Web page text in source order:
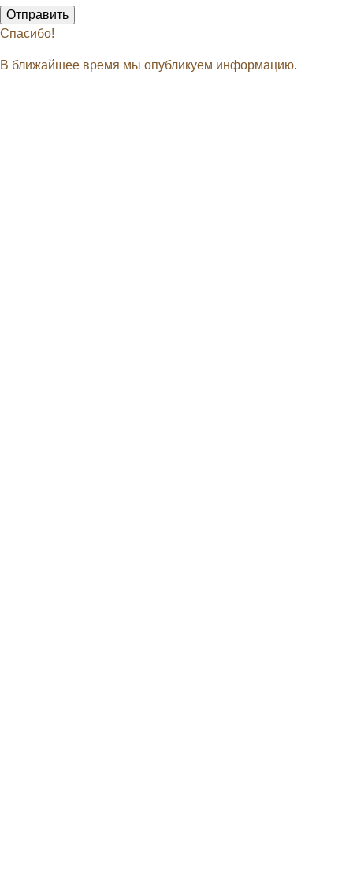
Спасибо!
В ближайшее время мы опубликуем информацию.